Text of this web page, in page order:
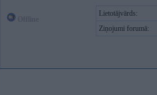
Lietotājvārds:
Ziņojumi forumā: